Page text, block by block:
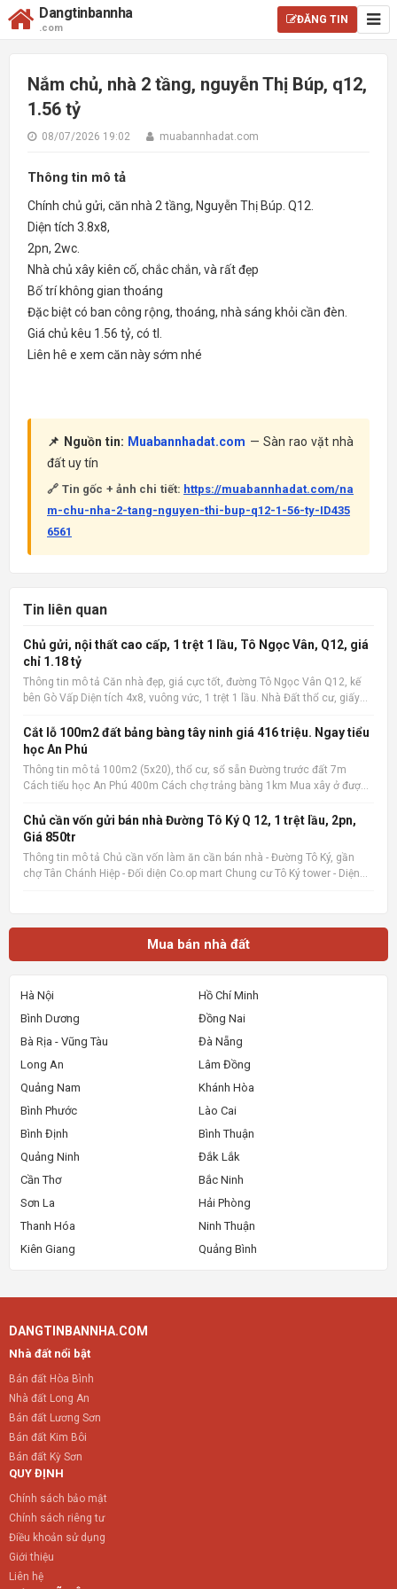
Dangtinbannha
.com
ĐĂNG TIN
Nắm chủ, nhà 2 tầng, nguyễn Thị Búp, q12,
1.56 tỷ
08/07/2026 19:02 muabannhadat.com
Thông tin mô tả
Chính chủ gửi, căn nhà 2 tầng, Nguyễn Thị Búp. Q12.
Diện tích 3.8x8,
2pn, 2wc.
Nhà chủ xây kiên cố, chắc chắn, và rất đẹp
Bố trí không gian thoáng
Đặc biệt có ban công rộng, thoáng, nhà sáng khỏi cần đèn.
Giá chủ kêu 1.56 tỷ, có tl.
Liên hê e xem căn này sớm nhé
📌 Nguồn tin: Muabannhadat.com — Sàn rao vặt nhà
đất uy tín
🔗 Tin gốc + ảnh chi tiết: https://muabannhadat.com/na
m-chu-nha-2-tang-nguyen-thi-bup-q12-1-56-ty-ID435
6561
Tin liên quan
Chủ gửi, nội thất cao cấp, 1 trệt 1 lầu, Tô Ngọc Vân, Q12, giá
chỉ 1.18 tỷ
Thông tin mô tả Căn nhà đẹp, giá cực tốt, đường Tô Ngọc Vân Q12, kế
bên Gò Vấp Diện tích 4x8, vuông vức, 1 trệt 1 lầu. Nhà Đất thổ cư, giấy
công rộng, sân phơi. Giá cực tốt chỉ 1.1
Cắt lỗ 100m2 đất bảng bàng tây ninh giá 416 triệu. Ngay tiểu
học An Phú
Thông tin mô tả 100m2 (5x20), thổ cư, sổ sẵn Đường trước đất 7m
Cách tiểu học An Phú 400m Cách chợ trảng bàng 1km Mua xây ở được
&mdash; Sàn rao vặt nhà đất uy tín 🔗 Tin gốc + ảnh chi
Chủ cần vốn gửi bán nhà Đường Tô Ký Q 12, 1 trệt lầu, 2pn,
Giá 850tr
Thông tin mô tả Chủ cần vốn làm ăn cần bán nhà - Đường Tô Ký, gần
chợ Tân Chánh Hiệp - Đối diện Co.op mart Chung cư Tô Ký tower - Diện
Mua bán nhà đất
Hà Nội
Hồ Chí Minh
Bình Dương
Đồng Nai
Bà Rịa - Vũng Tàu
Đà Nẵng
Long An
Lâm Đồng
Quảng Nam
Khánh Hòa
Bình Phước
Lào Cai
Bình Định
Bình Thuận
Quảng Ninh
Đắk Lắk
Cần Thơ
Bắc Ninh
Sơn La
Hải Phòng
Thanh Hóa
Ninh Thuận
Kiên Giang
Quảng Bình
DANGTINBANNHA.COM
Nhà đất nổi bật
Bán đất Hòa Bình
Nhà đất Long An
Bán đất Lương Sơn
Bán đất Kim Bôi
Bán đất Kỳ Sơn
QUY ĐỊNH
Chính sách bảo mật
Chính sách riêng tư
Điều khoản sử dụng
Giới thiệu
Liên hệ